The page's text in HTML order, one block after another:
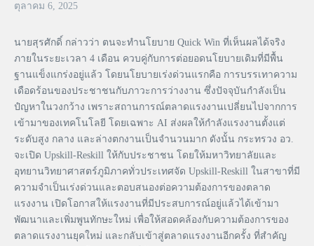
ตุลาคม 6, 2025
นายสุรศักดิ์ กล่าวว่า ตนจะทำนโยบาย Quick Win ที่เห็นผลได้จริง
ภายในระยะเวลา 4 เดือน ควบคู่กับการต่อยอดนโยบายเดิมที่มีพื้น
ฐานแข็งแกร่งอยู่แล้ว โดยนโยบายเร่งด่วนแรกคือ การบรรเทาความ
เดือดร้อนของประชาชนกับภาวะการว่างงาน ซึ่งปัจจุบันกำลังเป็น
ปํญหาในวงกว้าง เพราะสถานการณ์ตลาดแรงงานเปลี่ยนไปจากการ
เข้ามาของเทคโนโลยี โดยเฉพาะ AI ส่งผลให้กำลังแรงงานตั้งแต่
ระดับสูง กลาง และล่างตกงานเป็นจำนวนมาก ดังนั้น กระทรวง อว.
จะเปิด Upskill-Reskill ให้กับประชาชน โดยให้มหาวิทยาลัยและ
อุทยานวิทยาศาสตร์ภูมิภาคทั่วประเทศจัด Upskill-Reskill ในสาขาที่มี
ความจำเป็นเร่งด่วนและตอบสนองต่อความต้องการของตลาด
แรงงาน เปิดโอกาสให้แรงงานที่มีประสบการณ์อยู่แล้วได้เข้ามา
พัฒนาและเพิ่มพูนทักษะใหม่ เพื่อให้สอดคล้องกับความต้องการของ
ตลาดแรงงานยุคใหม่ และกลับเข้าสู่ตลาดแรงงานอีกครั้ง ที่สำคัญ